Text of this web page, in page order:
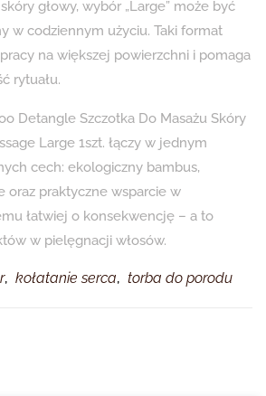
głowy, wybór „Large” może być
w codziennym użyciu. Taki format
na większej powierzchni i pomaga
rytuału.
Detangle Szczotka Do Masażu Skóry
Large 1szt. łączy w jednym
cech: ekologiczny bambus,
oraz praktyczne wsparcie w
łatwiej o konsekwencję – a to
w pielęgnacji włosów.
, kołatanie serca, torba do porodu